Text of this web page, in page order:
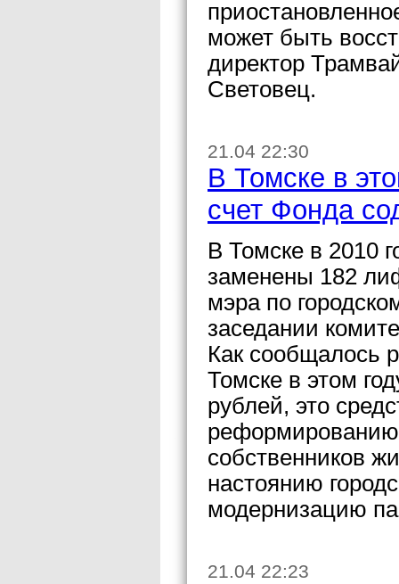
может быть
директор
Световец.
21.04 22:30
В Томске в
счет Фонда
В Томске в 2010
заменены 182
мэра по
заседании
Как сообщалось
Томске в этом
рублей, это
собственников
настоянию
модернизацию
21.04 22:23